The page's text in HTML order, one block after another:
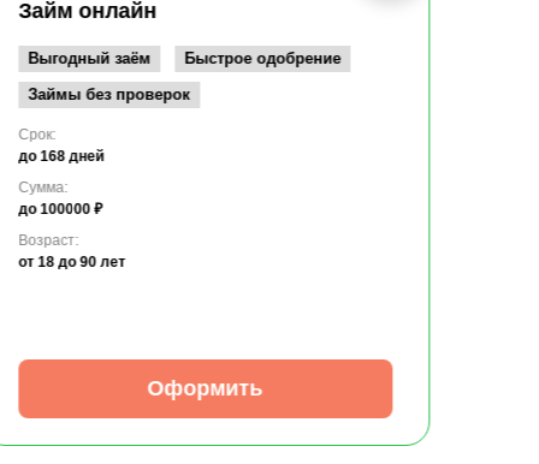
Займ онлайн
Выгодный заём
Быстрое одобрение
Займы без проверок
Срок:
до 168 дней
Сумма:
до 100000 ₽
Возраст:
от 18 до 90 лет
Оформить